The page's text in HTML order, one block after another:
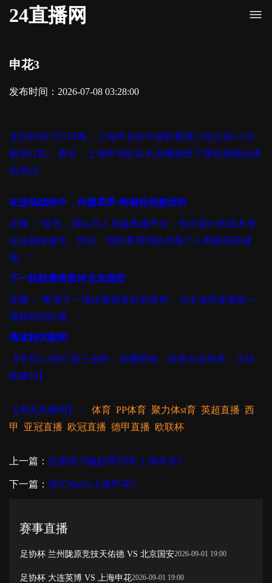
24直播网
申花3
发布时间：2026-07-08 03:28:00
北京时间7月5日晚，上海申花在中超联赛第17轮主场3-2击
败浙江队。赛后，上海申花队队长吴曦接受了咪咕视频记者
的采访。
在这场战役中，外援若昂-特谢拉伤愈回归
吴曦：“首先，我认为人员越来越齐全，也许我们的战术变
化会越来越大。然后，我也希望球队的每个人都能保持健
康。”
下一轮联赛将面对北京国安
吴曦：“希望下一场比赛能有好的发挥，为主场球迷奉献一
场精彩的比赛。”
阅读相关新闻
【申花3-2浙江迎三连胜，吴曦双响，拉唐点击绝杀，王钰
栋建功】
【资讯关键词】： 体育 PP体育 聚力体st育 英超直播 西
甲
亚冠直播 欧冠直播 德甲直播 欧联杯
上一篇： 拉唐操刀骗赵博罚球!上海申花3
下一篇： 浙江Match上海申花3
赛事直播
足协杯 兰州陇原竞技天佑德 VS 北京国安2026-09-01 19:00
足协杯 大连英博 VS 上海申花2026-09-01 19:00